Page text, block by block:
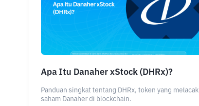
Apa Itu Danaher xStock (DHRx)?
Panduan singkat tentang DHRx, token yang melacak
saham Danaher di blockchain.